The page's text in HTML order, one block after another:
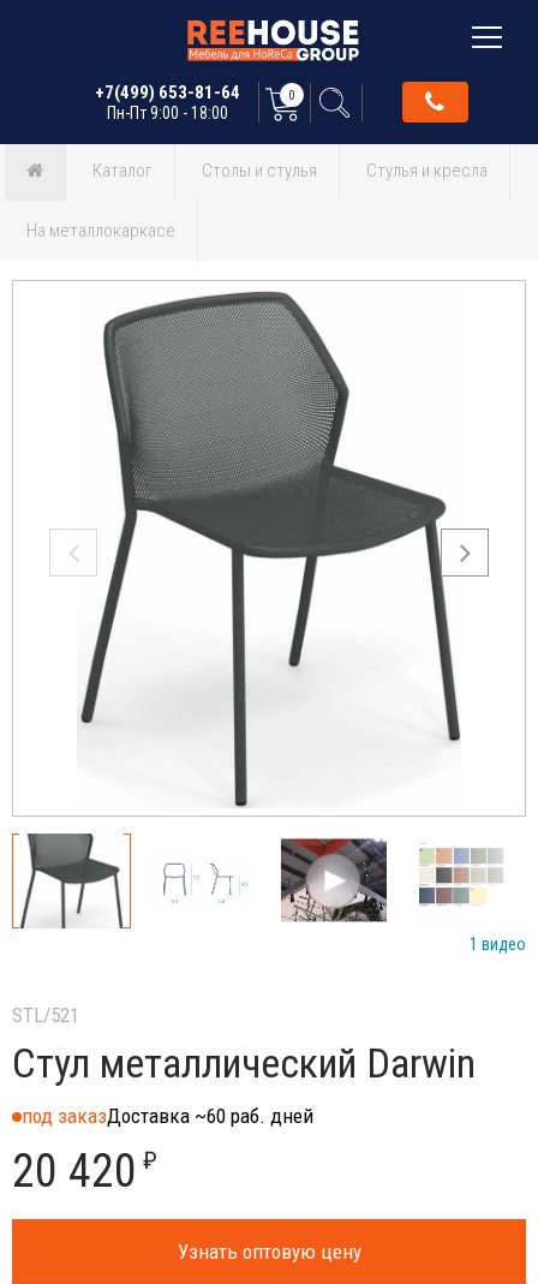
+7(499) 653-81-64
Пн-Пт 9:00 - 18:00
0
Каталог Столы и стулья Стулья и кресла
На металлокаркасе
1 видео
STL/521
Стул металлический Darwin
под заказДоставка ~60 раб. дней
20 420 ₽
Узнать оптовую цену